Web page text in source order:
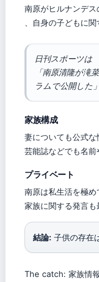
南原がヒルナンデ
、自身の子どもに
日刊スポーツは
「南原清隆が
ラムで公開した
家族構成
妻についても公式な
芸能誌などでも名前
プライベート
南原は私生活を極め
家族に関する発言も
結論: 子供の存在
The catch: 家族情